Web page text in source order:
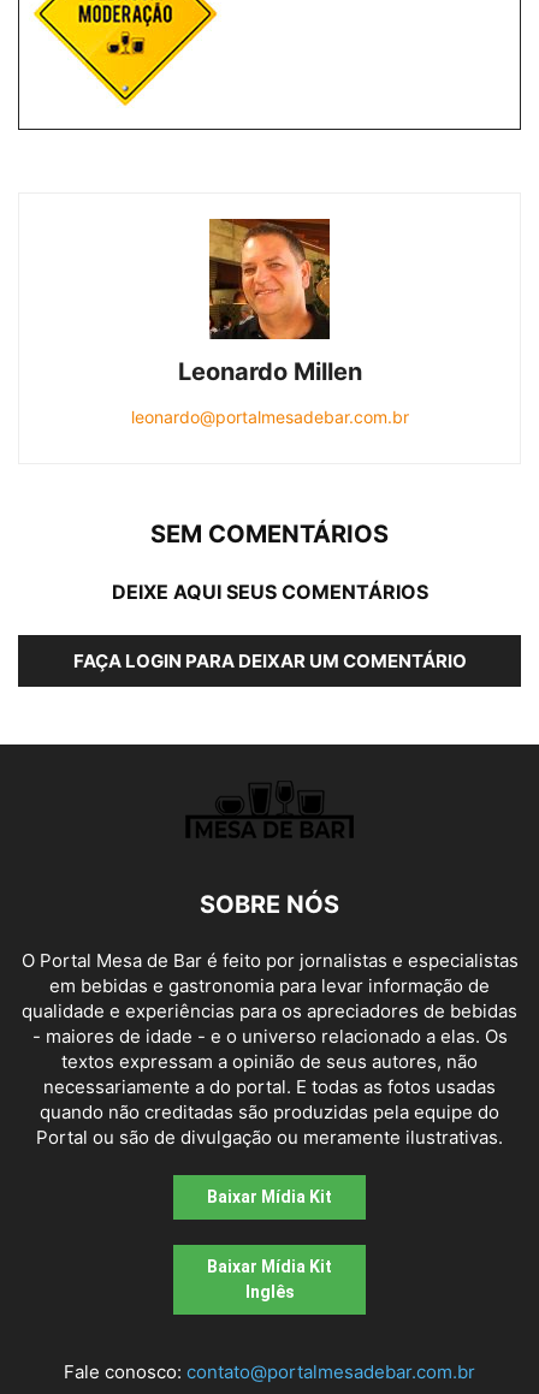
Leonardo Millen
leonardo@portalmesadebar.com.br
SEM COMENTÁRIOS
DEIXE AQUI SEUS COMENTÁRIOS
FAÇA LOGIN PARA DEIXAR UM COMENTÁRIO
SOBRE NÓS
O Portal Mesa de Bar é feito por jornalistas e especialistas
em bebidas e gastronomia para levar informação de
qualidade e experiências para os apreciadores de bebidas
- maiores de idade - e o universo relacionado a elas. Os
textos expressam a opinião de seus autores, não
necessariamente a do portal. E todas as fotos usadas
quando não creditadas são produzidas pela equipe do
Portal ou são de divulgação ou meramente ilustrativas.
Baixar Mídia Kit
Baixar Mídia Kit
Inglês
Fale conosco: contato@portalmesadebar.com.br